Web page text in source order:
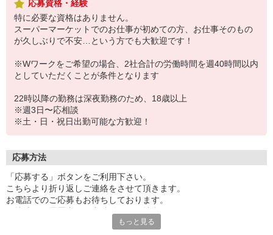
応募資格・経験
特に必要な資格はありません。
スーパーマーケットでのお仕事が初めての方、お仕事そのもの
が久しぶりで不安…という方でも大歓迎です！
※Wワークをご希望の場合、2社合計の労働時間を週40時間以内
としていただくことが条件となります
22時以降の勤務は深夜勤務のため、18歳以上
※週3日〜応相談
※土・日・祝日出勤可能な方歓迎！
応募方法
「応募する」ボタンをご利用下さい。
こちらより折り返しご連絡をさせて頂きます。
お電話でのご応募もお待ちしております。
もっと見る